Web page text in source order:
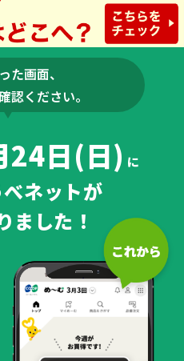
た画面、
認ください。
24日(日) に
ネットが
ました！